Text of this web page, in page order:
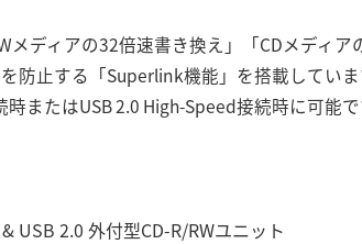
メディアの32倍速書き換え」「CDメディ
防止する「Superlink機能」を搭載してい
またはUSB 2.0 High-Speed接続時に可能
2.0 外付型CD-R/RWユニット